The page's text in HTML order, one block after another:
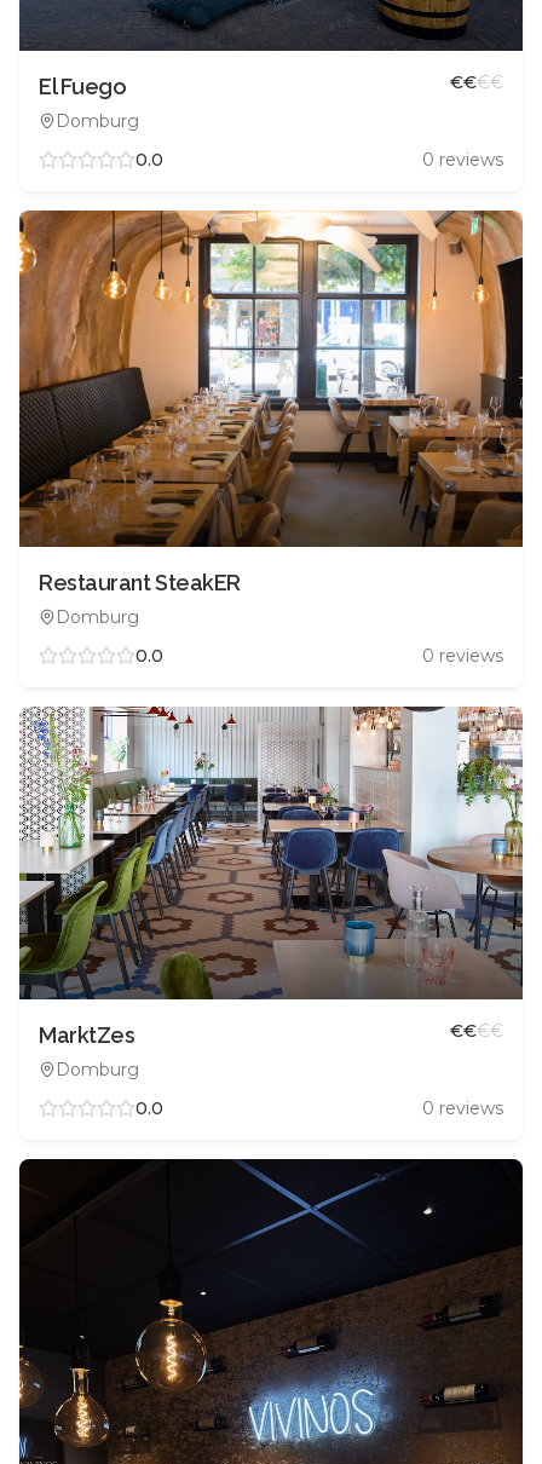
El Fuego
Domburg
€€€€
0.0 0 reviews
Restaurant SteakER
Domburg
0.0
0 reviews
MarktZes
Domburg
€€€€
0.0 0 reviews